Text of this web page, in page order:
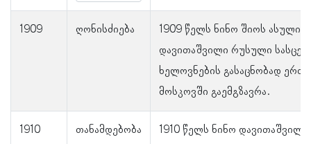
1909 ღონისძიება
1909 წელს ნინო შიოს ასული
დავითაშვილი რუსული
ხელოვნების გასაცნობად
მოსკოვში გაემგზავრა.
1910 თანამდებობა
1910 წელს ნინო დავითაშვილი